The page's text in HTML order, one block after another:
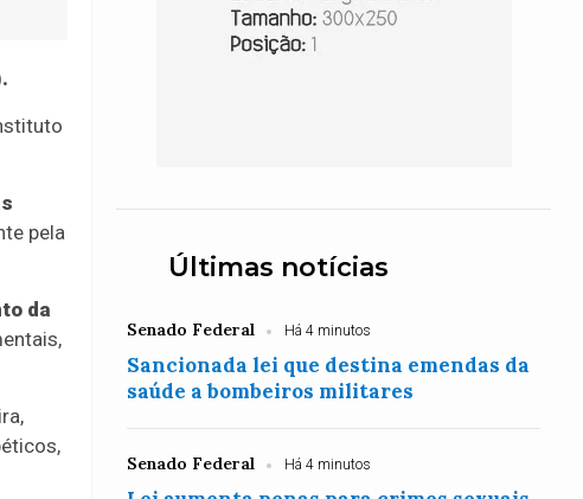
pela
da
Últimas notícias
Senado Federal Há 4 minutos
Sancionada lei que destina emendas da
saúde a bombeiros militares
Senado Federal Há 4 minutos